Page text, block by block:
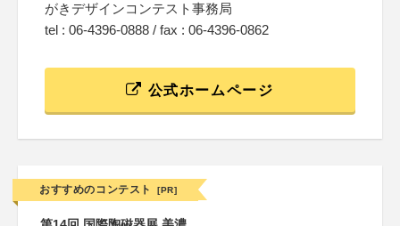
がきデザインコンテスト事務局
tel : 06-4396-0888 / fax : 06-4396-0862
公式ホームページ
おすすめのコンテスト [PR]